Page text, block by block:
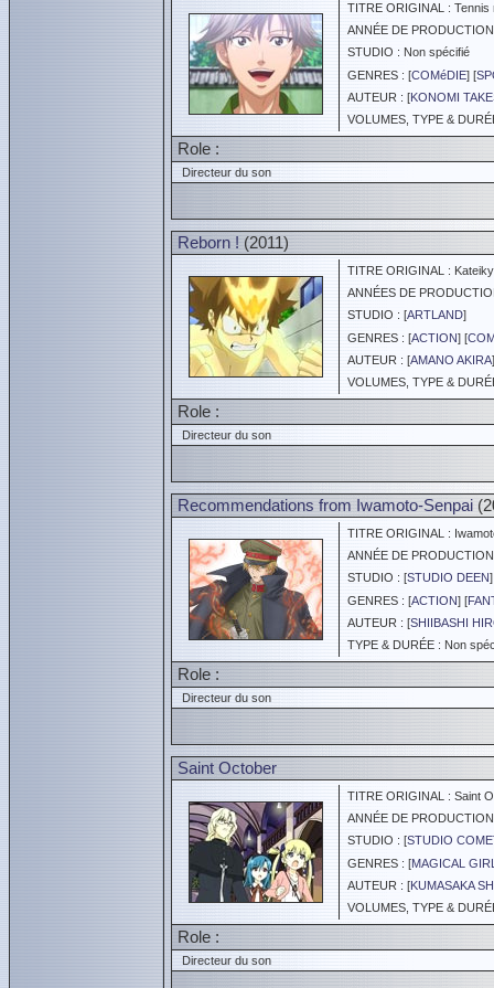
TITRE ORIGINAL : Tennis
ANNÉE DE
STUDIO : Non spécifié
GENRES : [COMéDIE] [
AUTEUR : [KONOMI
VOLUMES, TYPE &
Role :
Directeur du son
Reborn ! (2011)
TITRE ORIGINAL :
ANNÉES DE
STUDIO : [ARTLAND]
GENRES : [ACTION] [
AUTEUR : [AMANO AKIRA]
VOLUMES, TYPE &
Role :
Directeur du son
Recommendations from Iwamoto-Senpai
TITRE ORIGINAL :
ANNÉE DE
STUDIO : [STUDIO DEEN]
GENRES : [ACTION] [
AUTEUR : [SHIIBASHI
TYPE & DURÉE : Non
Role :
Directeur du son
Saint October
TITRE ORIGINAL : Saint
ANNÉE DE
STUDIO : [STUDIO
GENRES : [MAGICAL
AUTEUR : [KUMASAKA
VOLUMES, TYPE &
Role :
Directeur du son